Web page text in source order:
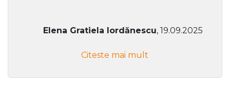
Elena Gratiela Iordănescu, 19.09.2025
Citeste mai mult